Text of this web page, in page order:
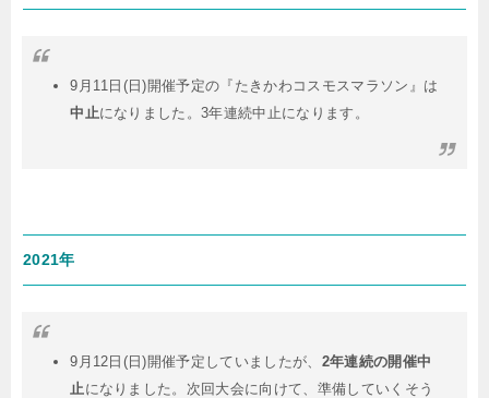
9月11日(日)開催予定の『たきかわコスモスマラソン』は
中止になりました。3年連続中止になります。
2021年
9月12日(日)開催予定していましたが、 2年連続の開催中
止 になりました。次回大会に向けて、準備していくそう